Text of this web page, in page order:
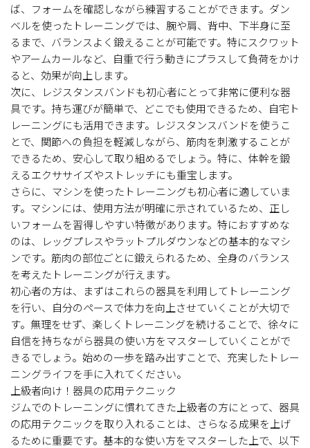
ば、フォームを確認しながら練習することができます。ダン
ベルを使ったトレーニングでは、腕や肩、背中、下半身に至
るまで、バランスよく鍛えることが可能です。特にスクワット
やアームカールなど、自重で行う動きにプラスして負荷をかけ
ると、効果が向上します。
次に、レジスタンスバンドも初心者にとって非常に便利な器
具です。持ち運びが簡単で、どこでも使用できるため、自宅ト
レーニングにも活用できます。レジスタンスバンドを使うこ
とで、関節への負担を軽減しながら、筋肉を刺激することが
できるため、安心して取り組めるでしょう。特に、体幹を鍛
えるエクササイズやストレッチにも重宝します。
さらに、マシンを使ったトレーニングも初心者に適していま
す。マシンには、使用方法が明確に示されているため、正し
いフォームを習得しやすい特徴があります。特におすすめな
のは、レッグプレスやラットプルダウンなどの基本的なマシ
ンです。筋肉の部位ごとに鍛えられるため、全身のバランス
を考えたトレーニングが行えます。
初心者の方は、まずはこれらの器具を利用してトレーニング
を行い、自分のペースで体力を向上させていくことが大切で
す。無理をせず、楽しくトレーニングを続けることで、徐々に
自信を持ちながら器具の使い方をマスターしていくことがで
きるでしょう。始めの一歩を踏み出すことで、充実したトレー
ニングライフを手に入れてください。
上級者向け！器具の応用テクニック
ジムでのトレーニングに慣れてきた上級者の方にとって、器具
の応用テクニックを取り入れることは、さらなる成果を上げ
るために重要です。基本的な使い方をマスターした上で、以下